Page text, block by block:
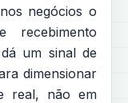
negócios o
um sinal de
dimensionar
real, não em